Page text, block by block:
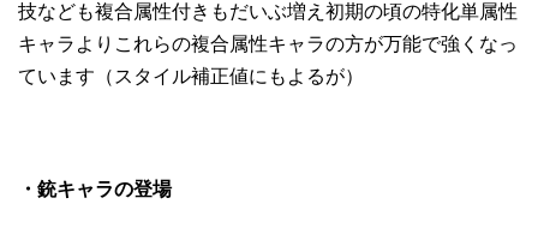
技なども複合属性付きもだいぶ増え初期の頃の特化単属性
キャラよりこれらの複合属性キャラの方が万能で強くなっ
ています（スタイル補正値にもよるが）
・銃キャラの登場